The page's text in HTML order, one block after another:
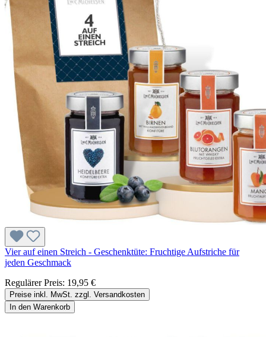
Vier auf einen Streich - Geschenktüte: Fruchtige Aufstriche für
jeden Geschmack
Regulärer Preis: 19,95 €
Preise inkl. MwSt. zzgl. Versandkosten
In den Warenkorb